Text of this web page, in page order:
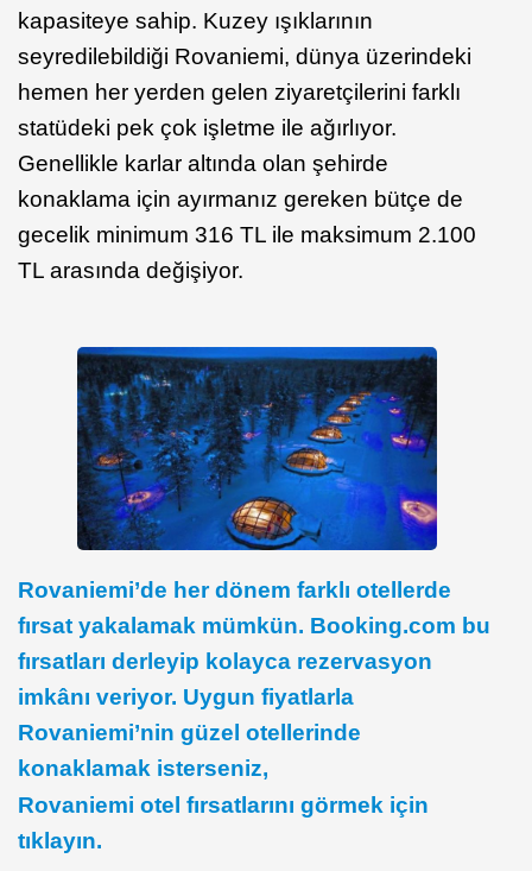
kapasiteye sahip. Kuzey ışıklarının
seyredilebildiği Rovaniemi, dünya üzerindeki
hemen her yerden gelen ziyaretçilerini farklı
statüdeki pek çok işletme ile ağırlıyor.
Genellikle karlar altında olan şehirde
konaklama için ayırmanız gereken bütçe de
gecelik minimum 316 TL ile maksimum 2.100
TL arasında değişiyor.
Rovaniemi’de her dönem farklı otellerde
fırsat yakalamak mümkün. Booking.com bu
fırsatları derleyip kolayca rezervasyon
imkânı veriyor. Uygun fiyatlarla
Rovaniemi’nin güzel otellerinde
konaklamak isterseniz,
Rovaniemi otel fırsatlarını görmek için
tıklayın.